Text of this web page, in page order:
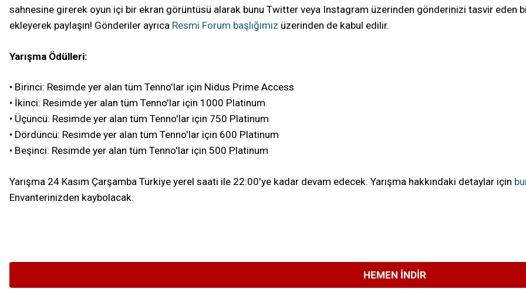
sahnesine girerek oyun içi bir ekran görüntüsü alarak bunu Twitter veya Instagram üzerinden gönderinizi tasvir eden
ekleyerek paylaşın! Gönderiler ayrıca Resmi Forum başlığımız üzerinden de kabul edilir.
Yarışma Ödülleri:
• Birinci: Resimde yer alan tüm Tenno'lar için Nidus Prime Access
• İkinci: Resimde yer alan tüm Tenno'lar için 1000 Platinum
• Üçüncü: Resimde yer alan tüm Tenno'lar için 750 Platinum
• Dördüncü: Resimde yer alan tüm Tenno'lar için 600 Platinum
• Beşinci: Resimde yer alan tüm Tenno'lar için 500 Platinum
Yarışma 24 Kasım Çarşamba Türkiye yerel saati ile 22:00'ye kadar devam edecek. Yarışma hakkındaki detaylar için
Envanterinizden kaybolacak.
HEMEN İNDIR